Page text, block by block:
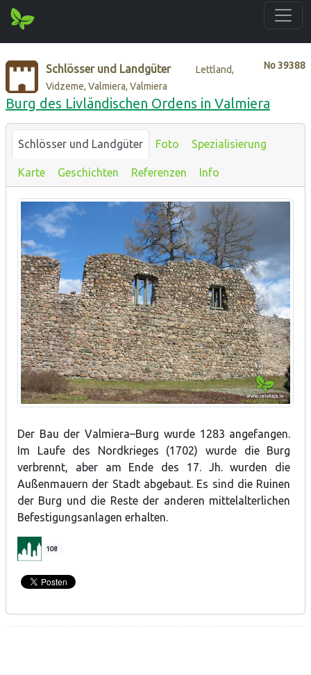
No39388
Schlösser und Landgüter
Lettland,
Vidzeme, Valmiera, Valmiera
Burg des Livländischen Ordens in Valmiera
Schlösser und Landgüter Foto Spezialisierung
Karte Geschichten Referenzen Info
Der Bau der Valmiera–Burg wurde 1283 angefangen.
Im Laufe des Nordkrieges (1702) wurde die Burg
verbrennt, aber am Ende des 17. Jh. wurden die
Außenmauern der Stadt abgebaut. Es sind die Ruinen
der Burg und die Reste der anderen mittelalterlichen
Befestigungsanlagen erhalten.
108